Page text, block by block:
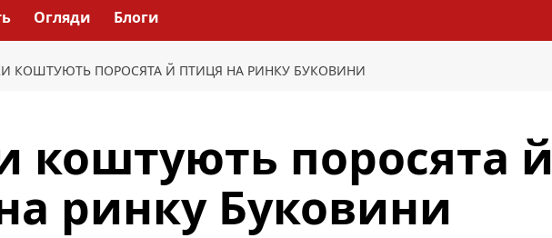
Огляди Блоги
КОШТУЮТЬ ПОРОСЯТА Й ПТИЦЯ НА РИНКУ БУКОВИНИ
коштують поросята й
ринку Буковини